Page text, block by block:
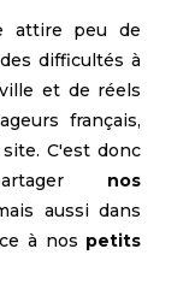
attire peu de
difficultés à
et de réels
français,
C'est donc
nos
aussi dans
à nos petits